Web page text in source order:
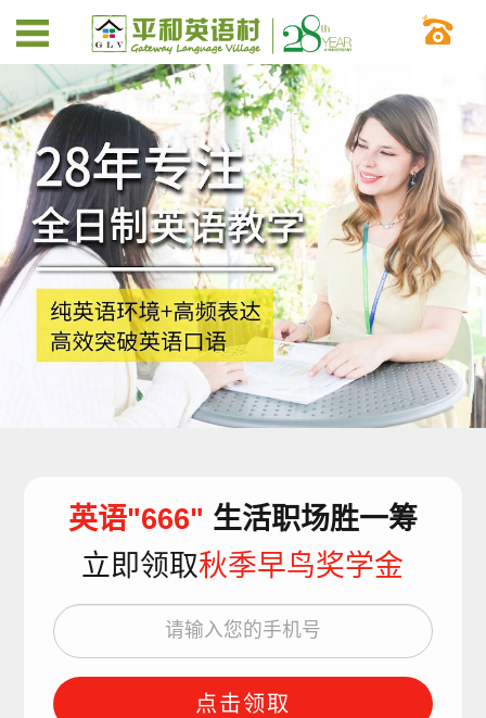
英语"666" 生活职场胜一筹
立即领取秋季早鸟奖学金
点击领取